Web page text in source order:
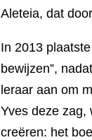
Aleteia, dat
In 2013
bewijzen”,
leraar aan om
Yves deze zag,
creëren: het